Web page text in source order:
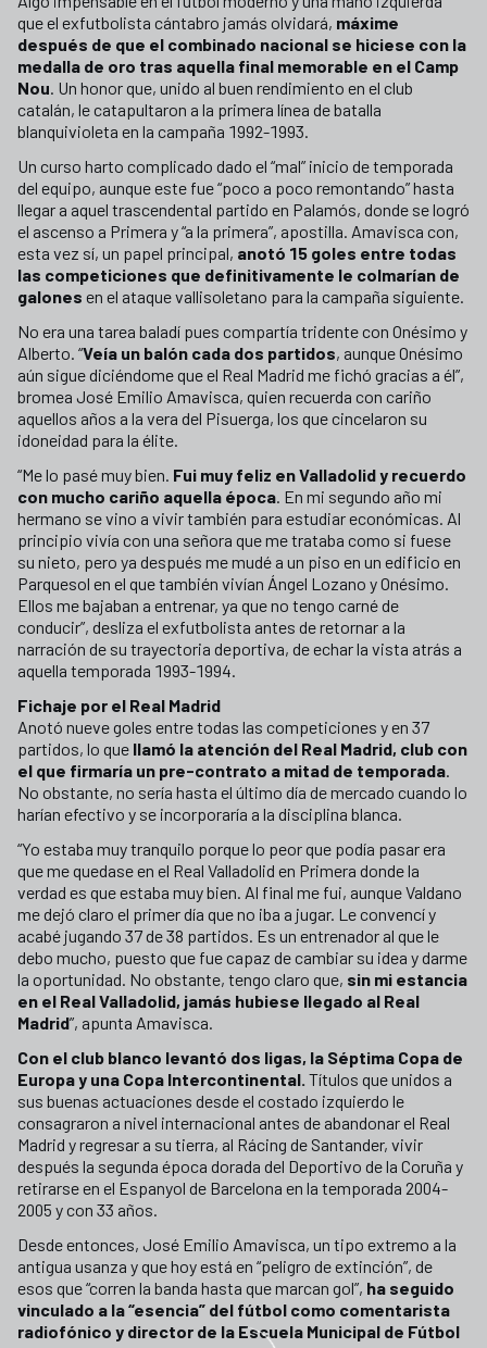
que el exfutbolista cántabro jamás olvidará, máxime
después de que el combinado nacional se hiciese con la
medalla de oro tras aquella final memorable en el Camp
Nou. Un honor que, unido al buen rendimiento en el club
catalán, le catapultaron a la primera línea de batalla
blanquivioleta en la campaña 1992-1993.
Un curso harto complicado dado el “mal” inicio de temporada
del equipo, aunque este fue “poco a poco remontando” hasta
llegar a aquel trascendental partido en Palamós, donde se logró
el ascenso a Primera y “a la primera”, apostilla. Amavisca con,
esta vez sí, un papel principal, anotó 15 goles entre todas
las competiciones que definitivamente le colmarían de
galones en el ataque vallisoletano para la campaña siguiente.
No era una tarea baladí pues compartía tridente con Onésimo y
Alberto. “Veía un balón cada dos partidos, aunque Onésimo
aún sigue diciéndome que el Real Madrid me fichó gracias a él”,
bromea José Emilio Amavisca, quien recuerda con cariño
aquellos años a la vera del Pisuerga, los que cincelaron su
idoneidad para la élite.
“Me lo pasé muy bien. Fui muy feliz en Valladolid y recuerdo
con mucho cariño aquella época. En mi segundo año mi
hermano se vino a vivir también para estudiar económicas. Al
principio vivía con una señora que me trataba como si fuese
su nieto, pero ya después me mudé a un piso en un edificio en
Parquesol en el que también vivían Ángel Lozano y Onésimo.
Ellos me bajaban a entrenar, ya que no tengo carné de
conducir”, desliza el exfutbolista antes de retornar a la
narración de su trayectoria deportiva, de echar la vista atrás a
aquella temporada 1993-1994.
Fichaje por el Real Madrid
Anotó nueve goles entre todas las competiciones y en 37
partidos, lo que llamó la atención del Real Madrid, club con
el que firmaría un pre-contrato a mitad de temporada.
No obstante, no sería hasta el último día de mercado cuando lo
harían efectivo y se incorporaría a la disciplina blanca.
“Yo estaba muy tranquilo porque lo peor que podía pasar era
que me quedase en el Real Valladolid en Primera donde la
verdad es que estaba muy bien. Al final me fui, aunque Valdano
me dejó claro el primer día que no iba a jugar. Le convencí y
acabé jugando 37 de 38 partidos. Es un entrenador al que le
debo mucho, puesto que fue capaz de cambiar su idea y darme
la oportunidad. No obstante, tengo claro que, sin mi estancia
en el Real Valladolid, jamás hubiese llegado al Real
Madrid”, apunta Amavisca.
Con el club blanco levantó dos ligas, la Séptima Copa de
Europa y una Copa Intercontinental. Títulos que unidos a
sus buenas actuaciones desde el costado izquierdo le
consagraron a nivel internacional antes de abandonar el Real
Madrid y regresar a su tierra, al Rácing de Santander, vivir
después la segunda época dorada del Deportivo de la Coruña y
retirarse en el Espanyol de Barcelona en la temporada 2004-
2005 y con 33 años.
Desde entonces, José Emilio Amavisca, un tipo extremo a la
antigua usanza y que hoy está en “peligro de extinción”, de
esos que “corren la banda hasta que marcan gol”, ha seguido
vinculado a la “esencia” del fútbol como comentarista
radiofónico y director de la Escuela Municipal de Fútbol